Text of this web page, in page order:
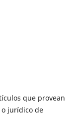
que provean
o jurídico de